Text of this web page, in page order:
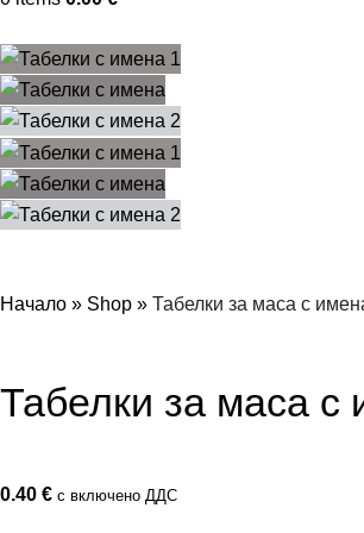
Начало » Shop » Табелки за маса с
Табелки за маса с
0.40 € с включено ДДС